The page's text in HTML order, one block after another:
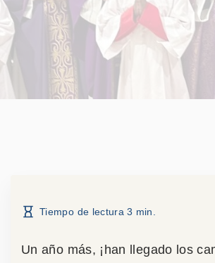
Tiempo de lectura 3 min.
Un año más, ¡han llegado los